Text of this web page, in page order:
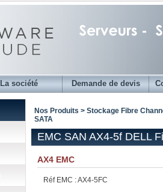
La société Demande de devis
Nos Produits > Stockage Fibre
SATA
EMC SAN AX4-5f DELL
AX4 EMC
Réf EMC : AX4-5FC